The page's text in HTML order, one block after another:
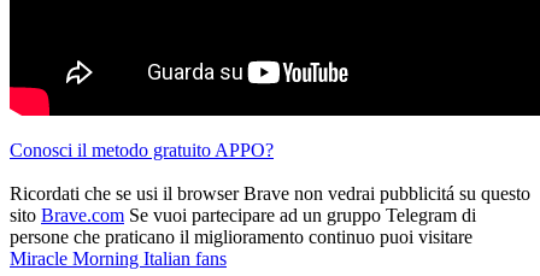
Conosci il metodo gratuito APPO?
Ricordati che se usi il browser Brave non vedrai pubblicitá su questo
sito Brave.com Se vuoi partecipare ad un gruppo Telegram di
persone che praticano il miglioramento continuo puoi visitare
Miracle Morning Italian fans